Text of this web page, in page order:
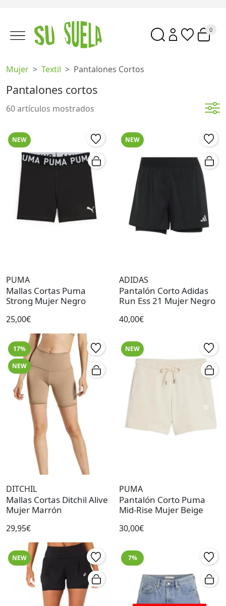
0
Mujer Textil Pantalones Cortos
Pantalones cortos
60 artículos mostrados
NEW
PUMA
Mallas Cortas Puma
Strong Mujer Negro
25,00€
NEW
ADIDAS
Pantalón Corto Adidas
Run Ess 21 Mujer Negro
40,00€
17%
NEW
DITCHIL
Mallas Cortas Ditchil Alive
Mujer Marrón
29,95€
NEW
PUMA
Pantalón Corto Puma
Mid-Rise Mujer Beige
30,00€
NEW 7%